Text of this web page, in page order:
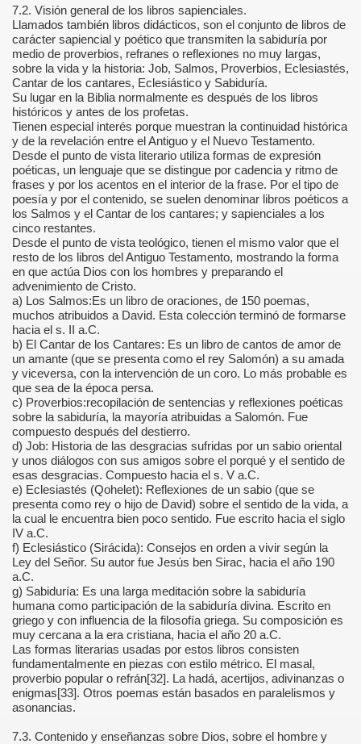
7.2. Visión general de los libros sapienciales.
Llamados también libros didácticos, son el conjunto de libros de
carácter sapiencial y poético que transmiten la sabiduría por
medio de proverbios, refranes o reflexiones no muy largas,
sobre la vida y la historia: Job, Salmos, Proverbios, Eclesiastés,
Cantar de los cantares, Eclesiástico y Sabiduría.
Su lugar en la Biblia normalmente es después de los libros
históricos y antes de los profetas.
Tienen especial interés porque muestran la continuidad histórica
y de la revelación entre el Antiguo y el Nuevo Testamento.
Desde el punto de vista literario utiliza formas de expresión
poéticas, un lenguaje que se distingue por cadencia y ritmo de
frases y por los acentos en el interior de la frase. Por el tipo de
poesía y por el contenido, se suelen denominar libros poéticos a
los Salmos y el Cantar de los cantares; y sapienciales a los
cinco restantes.
Desde el punto de vista teológico, tienen el mismo valor que el
resto de los libros del Antiguo Testamento, mostrando la forma
en que actúa Dios con los hombres y preparando el
advenimiento de Cristo.
a) Los Salmos:Es un libro de oraciones, de 150 poemas,
muchos atribuidos a David. Esta colección terminó de formarse
hacia el s. II a.C.
b) El Cantar de los Cantares: Es un libro de cantos de amor de
un amante (que se presenta como el rey Salomón) a su amada
y viceversa, con la intervención de un coro. Lo más probable es
que sea de la época persa.
c) Proverbios:recopilación de sentencias y reflexiones poéticas
sobre la sabiduría, la mayoría atribuidas a Salomón. Fue
compuesto después del destierro.
d) Job: Historia de las desgracias sufridas por un sabio oriental
y unos diálogos con sus amigos sobre el porqué y el sentido de
esas desgracias. Compuesto hacia el s. V a.C.
e) Eclesiastés (Qohelet): Reflexiones de un sabio (que se
presenta como rey o hijo de David) sobre el sentido de la vida, a
la cual le encuentra bien poco sentido. Fue escrito hacia el siglo
IV a.C.
f) Eclesiástico (Sirácida): Consejos en orden a vivir según la
Ley del Señor. Su autor fue Jesús ben Sirac, hacia el año 190
a.C.
g) Sabiduría: Es una larga meditación sobre la sabiduría
humana como participación de la sabiduría divina. Escrito en
griego y con influencia de la filosofía griega. Su composición es
muy cercana a la era cristiana, hacia el año 20 a.C.
Las formas literarias usadas por estos libros consisten
fundamentalmente en piezas con estilo métrico. El masal,
proverbio popular o refrán[32]. La hadá, acertijos, adivinanzas o
enigmas[33]. Otros poemas están basados en paralelismos y
asonancias.
7.3. Contenido y enseñanzas sobre Dios, sobre el hombre y
2
bíblica sobre Dios
de Dios
del desarrollo del dogma trinitario
del mundo